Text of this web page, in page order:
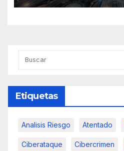
Etiquetas
Analisis Riesgo Atentado
Ciberataque Cibercrimen